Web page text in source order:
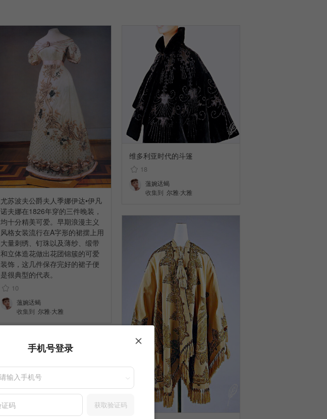
尤苏波夫公爵夫人季娜伊达•伊凡
诺夫娜在1826年穿的三件晚装，
均十分精美可爱。早期浪漫主义
风格女装流行在A字形的裙摆上用
大量刺绣、钉珠以及薄纱、缎带
和立体造花做出花团锦簇的可爱
装饰，这几件保存完好的裙子便
是很典型的代表。 ​​​
10
薀婉迗蝎
收集到 尔雅·大雅
维多利亚时代的斗篷
18
薀婉迗蝎
收集到 尔雅·大雅
手机号登录
获取验证码